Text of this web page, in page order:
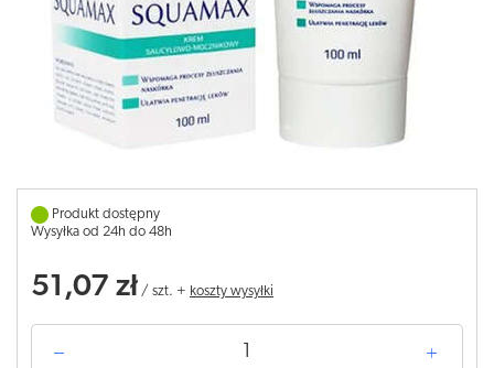
Produkt dostępny
Wysyłka od 24h do 48h
51,07 zł / szt. + koszty wysyłki